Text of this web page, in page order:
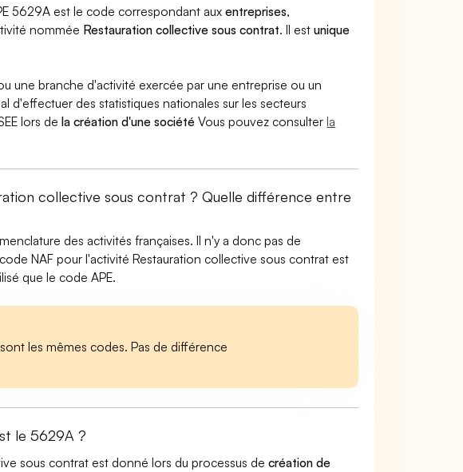
5629A est le code correspondant auxentreprises,
nommée Restauration collective sous contrat. Il estunique
une branche d'activité exercée par une entreprise ou un
d'effectuer des statistiques nationales sur les secteurs
lors dela création d'une société Vous pouvez consulterla
collective sous contrat ? Quelle différence entre
des activités françaises. Il n'y a donc pas de
NAF pour l'activité Restauration collective sous contrat est
que le code APE.
les mêmes codes. Pas de différence
le 5629A ?
sous contrat est donné lors du processus decréation de